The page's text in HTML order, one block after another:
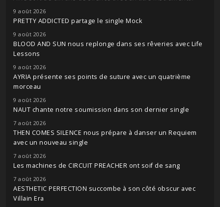
9 août 2026
PRETTY ADDICTED partage le single Mock
9 août 2026
BLOOD AND SUN nous replonge dans ses rêveries avec Life
Lessons
9 août 2026
AYRIA présente ses points de suture avec un quatrième
morceau
9 août 2026
NAUT chante notre soumission dans son dernier single
7 août 2026
THEN COMES SILENCE nous prépare à danser un Requiem
avec un nouveau single
7 août 2026
Les machines de CIRCUIT PREACHER ont soif de sang
7 août 2026
AESTHETIC PERFECTION succombe à son côté obscur avec
Villain Era